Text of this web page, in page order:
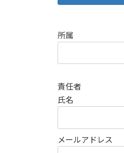
所属
責任者
氏名
メールアドレス